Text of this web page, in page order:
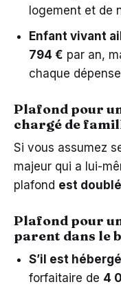
logement et de
Enfant vivant
794 € par an,
chaque
Plafond pour
chargé de
Si vous assumez
majeur qui a lui-
plafond est doublé
Plafond pour
parent dans le
S’il est
forfaitaire de 4